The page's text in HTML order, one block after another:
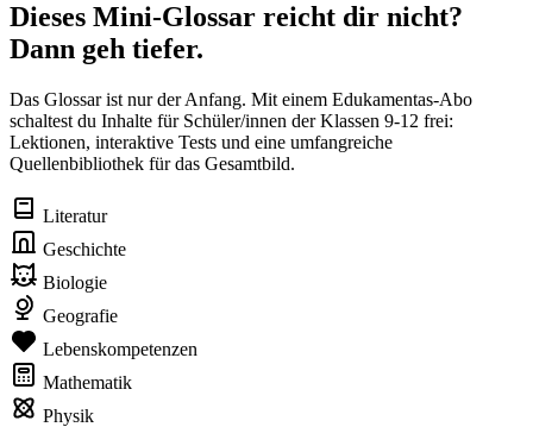
Dieses Mini-Glossar reicht dir nicht?
Dann geh tiefer.
Das Glossar ist nur der Anfang. Mit einem Edukamentas-Abo
schaltest du Inhalte für Schüler/innen der Klassen 9-12 frei:
Lektionen, interaktive Tests und eine umfangreiche
Quellenbibliothek für das Gesamtbild.
Literatur
Geschichte
Biologie
Geografie
Lebenskompetenzen
Mathematik
Physik